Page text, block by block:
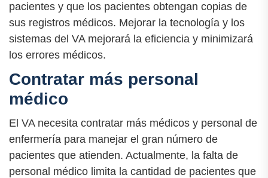
pacientes y que los pacientes obtengan copias de
sus registros médicos. Mejorar la tecnología y los
sistemas del VA mejorará la eficiencia y minimizará
los errores médicos.
Contratar más personal
médico
El VA necesita contratar más médicos y personal de
enfermería para manejar el gran número de
pacientes que atienden. Actualmente, la falta de
personal médico limita la cantidad de pacientes que